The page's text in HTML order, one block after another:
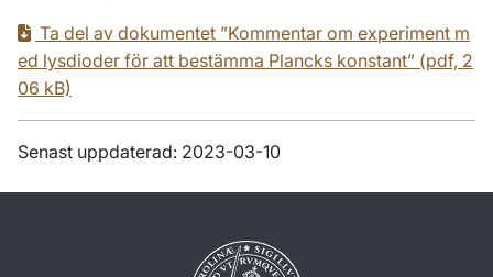
Ta del av dokumentet ”Kommentar om experiment m
ed lysdioder för att bestämma Plancks konstant” (pdf, 2
06 kB)
Senast uppdaterad: 2023-03-10